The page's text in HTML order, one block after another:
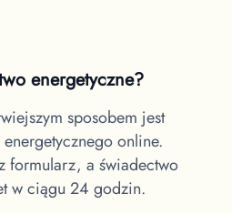
energetyczne?
sposobem jest
online.
formularz, a świadectwo
w ciągu 24 godzin.